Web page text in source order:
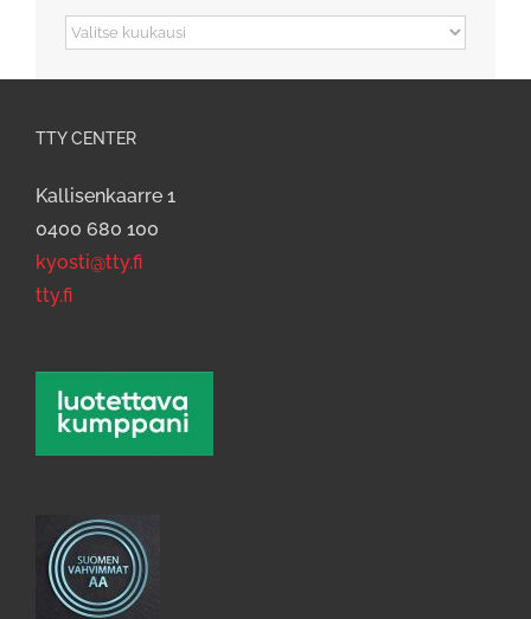
Arkistot
TTY CENTER
Kallisenkaarre 1
0400 680 100
kyosti@tty.fi
tty.fi